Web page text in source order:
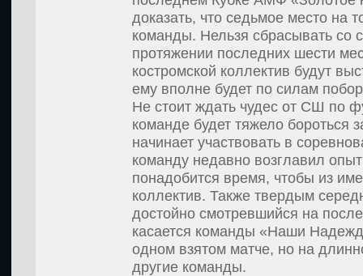
доказать, что седьмое место на
команды. Нельзя сбрасывать со
протяжении последних шести
костромской коллектив будут
ему вполне будет по силам
Не стоит ждать чудес от СШ по
команде будет тяжело бороться
начинает участвовать в
команду недавно возглавил
понадобится время, чтобы из
коллектив. Также твердым
достойно смотревшийся на
касается команды «Наши
одном взятом матче, но на
другие команды.